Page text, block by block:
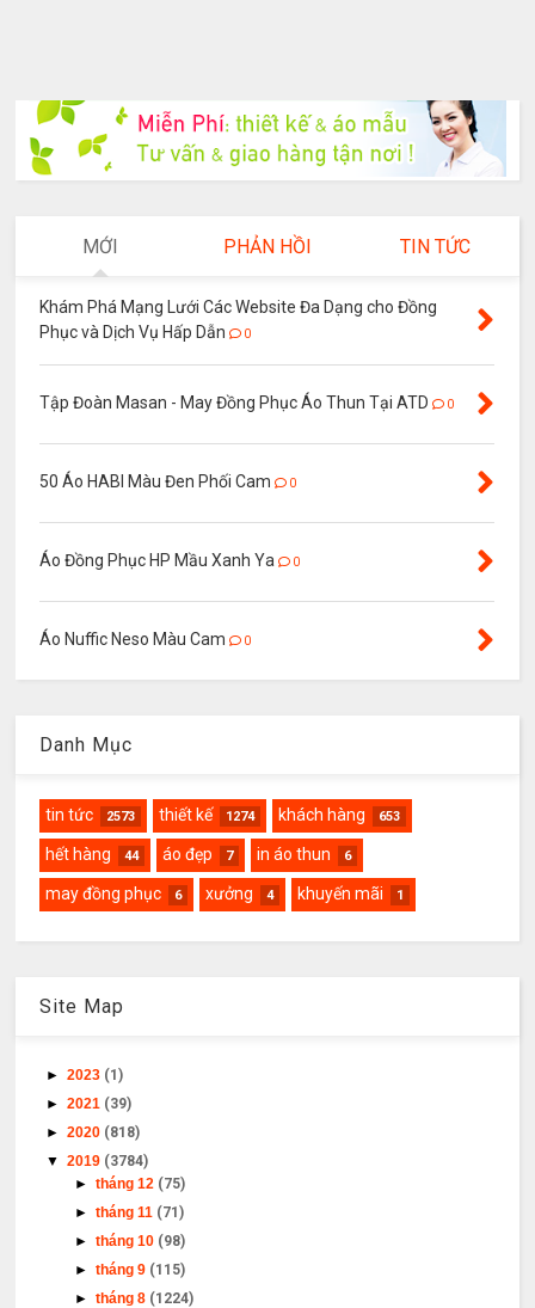
MỚI PHẢN HỒI TIN TỨC
Khám Phá Mạng Lưới Các Website Đa Dạng cho Đồng
Phục và Dịch Vụ Hấp Dẫn
0
Tập Đoàn Masan - May Đồng Phục Áo Thun Tại ATD 0
50 Áo HABI Màu Đen Phối Cam 0
Áo Đồng Phục HP Mầu Xanh Ya 0
Áo Nuffic Neso Màu Cam 0
Danh Mục
tin tức 2573 thiết kế 1274 khách hàng 653
hết hàng 44 áo đẹp 7 in áo thun 6
may đồng phục 6 xưởng 4 khuyến mãi 1
Site Map
►2023 (1)
►2021 (39)
►2020 (818)
▼2019 (3784)
►tháng 12 (75)
►tháng 11 (71)
►tháng 10 (98)
►tháng 9 (115)
►tháng 8 (1224)